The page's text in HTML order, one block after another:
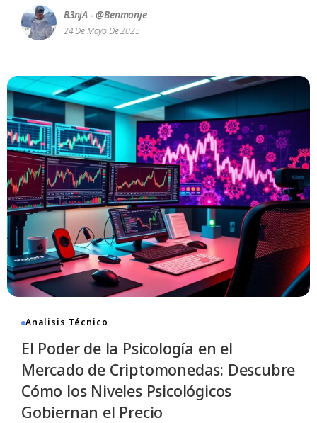
B3njA - @benmonje
24 De Mayo De 2025
Analisis Técnico
El Poder de la Psicología en el
Mercado de Criptomonedas: Descubre
Cómo los Niveles Psicológicos
Gobiernan el Precio